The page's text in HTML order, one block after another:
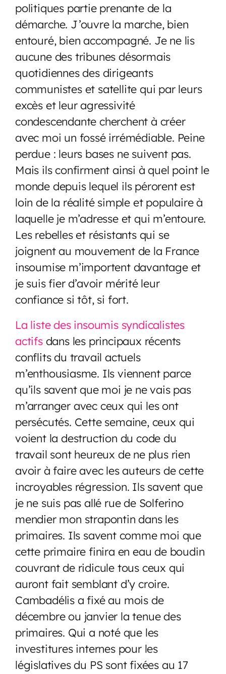
politiques partie prenante de la
démarche. J’ouvre la marche, bien
entouré, bien accompagné. Je ne lis
aucune des tribunes désormais
quotidiennes des dirigeants
communistes et satellite qui par leurs
excès et leur agressivité
condescendante cherchent à créer
avec moi un fossé irrémédiable. Peine
perdue : leurs bases ne suivent pas.
Mais ils confirment ainsi à quel point le
monde depuis lequel ils pérorent est
loin de la réalité simple et populaire à
laquelle je m’adresse et qui m’entoure.
Les rebelles et résistants qui se
joignent au mouvement de la France
insoumise m’importent davantage et
je suis fier d’avoir mérité leur
confiance si tôt, si fort.
La liste des insoumis syndicalistes
actifsdans les principaux récents
conflits du travail actuels
m’enthousiasme. Ils viennent parce
qu’ils savent que moi je ne vais pas
m’arranger avec ceux qui les ont
persécutés. Cette semaine, ceux qui
voient la destruction du code du
travail sont heureux de ne plus rien
avoir à faire avec les auteurs de cette
incroyables régression. Ils savent que
je ne suis pas allé rue de Solferino
mendier mon strapontin dans les
primaires. Ils savent comme moi que
cette primaire finira en eau de boudin
couvrant de ridicule tous ceux qui
auront fait semblant d’y croire.
Cambadélis a fixé au mois de
décembre ou janvier la tenue des
primaires. Qui a noté que les
investitures internes pour les
législatives du PS sont fixées au 17